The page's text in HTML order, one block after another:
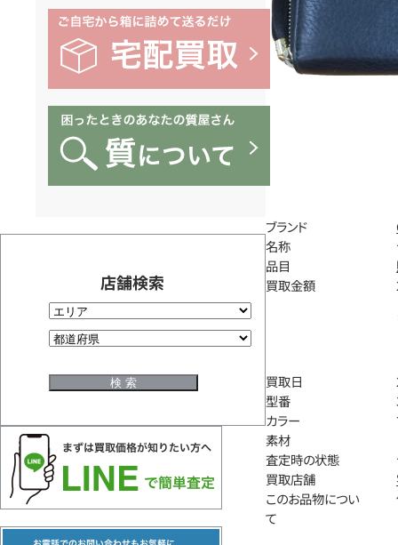
店舗検索
ブランド
名称
品目
買取金額
買取日
型番
カラー
素材
査定時の状態
買取店舗
このお品物につい
て